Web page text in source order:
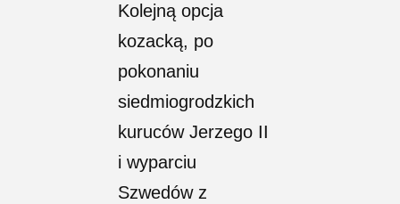
Kolejną opcja
kozacką, po
pokonaniu
siedmiogrodzkich
kuruców Jerzego II
i wyparciu
Szwedów z